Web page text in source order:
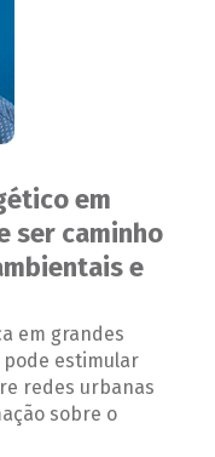
em
ser caminho
e
em grandes
estimular
redes urbanas
sobre o